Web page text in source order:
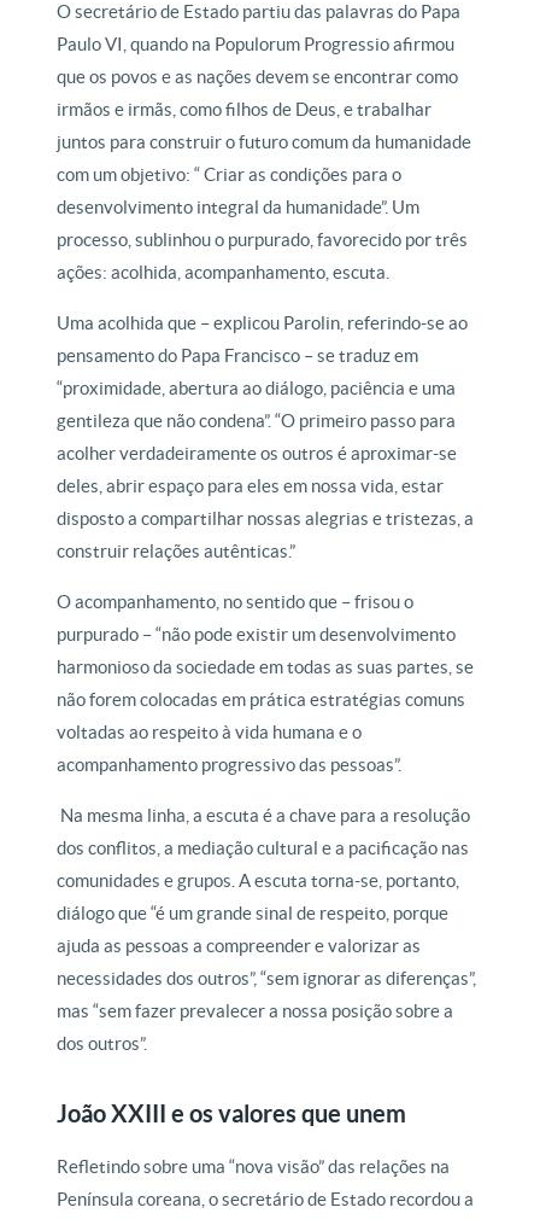
O secretário de Estado partiu das palavras do Papa
Paulo VI, quando na Populorum Progressio afirmou
que os povos e as nações devem se encontrar como
irmãos e irmãs, como filhos de Deus, e trabalhar
juntos para construir o futuro comum da humanidade
com um objetivo: “ Criar as condições para o
desenvolvimento integral da humanidade”. Um
processo, sublinhou o purpurado, favorecido por três
ações: acolhida, acompanhamento, escuta.
Uma acolhida que – explicou Parolin, referindo-se ao
pensamento do Papa Francisco – se traduz em
“proximidade, abertura ao diálogo, paciência e uma
gentileza que não condena”. “O primeiro passo para
acolher verdadeiramente os outros é aproximar-se
deles, abrir espaço para eles em nossa vida, estar
disposto a compartilhar nossas alegrias e tristezas, a
construir relações autênticas.”
O acompanhamento, no sentido que – frisou o
purpurado – “não pode existir um desenvolvimento
harmonioso da sociedade em todas as suas partes, se
não forem colocadas em prática estratégias comuns
voltadas ao respeito à vida humana e o
acompanhamento progressivo das pessoas”.
Na mesma linha, a escuta é a chave para a resolução
dos conflitos, a mediação cultural e a pacificação nas
comunidades e grupos. A escuta torna-se, portanto,
diálogo que “é um grande sinal de respeito, porque
ajuda as pessoas a compreender e valorizar as
necessidades dos outros”, “sem ignorar as diferenças”,
mas “sem fazer prevalecer a nossa posição sobre a
dos outros”.
João XXIII e os valores que unem
Refletindo sobre uma “nova visão” das relações na
Península coreana, o secretário de Estado recordou a